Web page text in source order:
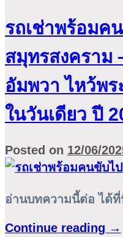
รถเช่าพร้อมค
สมุทรสงคราม
อัมพวา ไหว้พ
ในวันเดียว ปี
Posted on 12/06/
อ่านบทความนี้ต่อ ได้
Continue reading →